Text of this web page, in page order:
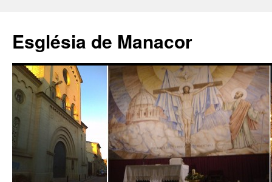
contenido
Església de Manacor